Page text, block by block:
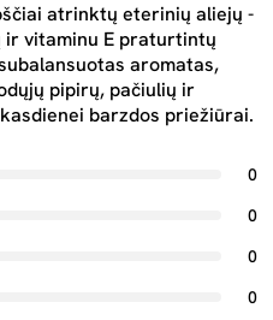
atrinktų eterinių aliejų -
ir vitaminu E praturtintų
aromatas,
pipirų, pačiulių ir
barzdos priežiūrai.
0
0
0
0